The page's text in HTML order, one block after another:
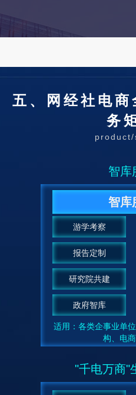
五、网经社电商
务
智库
智库
游学考察
报告定制
研究院共建
政府智库
适用：各类企事业单
构、电
"千电万商"